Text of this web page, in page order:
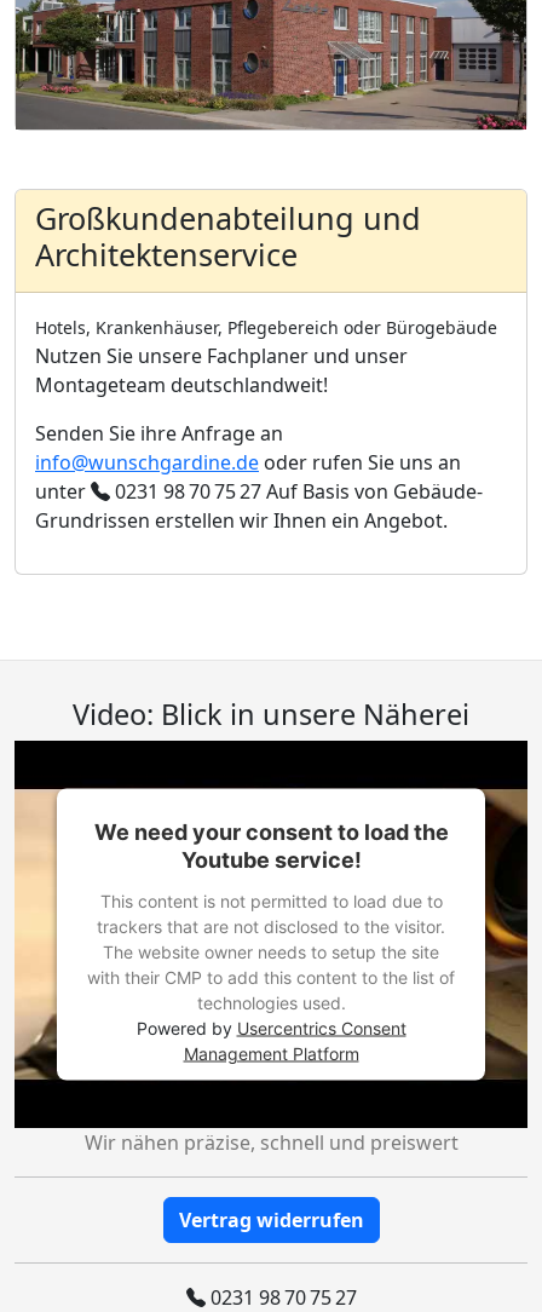
Großkundenabteilung und
Architektenservice
Hotels, Krankenhäuser, Pflegebereich oder Bürogebäude
Nutzen Sie unsere Fachplaner und unser
Montageteam deutschlandweit!
Senden Sie ihre Anfrage an
info@wunschgardine.de oder rufen Sie uns an
unter
0231 98 70 75 27Auf Basis von Gebäude-
Grundrissen erstellen wir Ihnen ein Angebot.
Video: Blick in unsere Näherei
We need your consent to load the
Youtube service!
This content is not permitted to load due to
trackers that are not disclosed to the visitor.
The website owner needs to setup the site
with their CMP to add this content to the list of
technologies used.
Powered by Usercentrics Consent
Management Platform
Wir nähen präzise, schnell und preiswert
Vertrag widerrufen
0231 98 70 75 27